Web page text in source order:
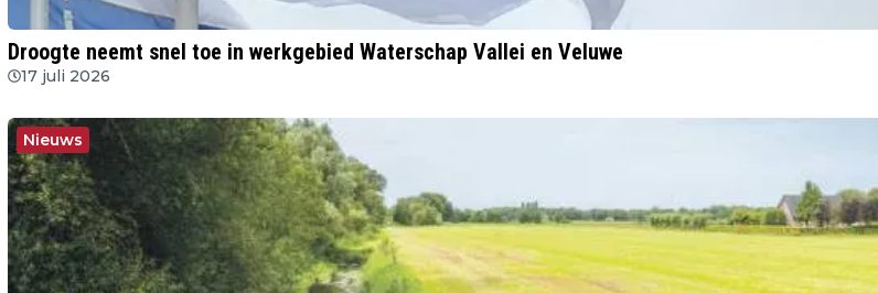
Droogte neemt snel toe in werkgebied Waterschap Vallei en Veluwe
17 juli 2026
Nieuws